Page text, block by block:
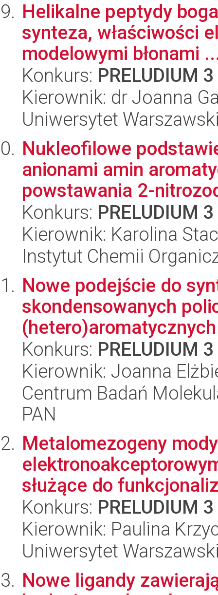
Helikalne peptydy
synteza, właściwości
modelowymi błonami
Konkurs: PRELUDIUM 3
Kierownik: dr Joanna
Uniwersytet
Nukleofilowe
anionami amin
powstawania 2-
Konkurs: PRELUDIUM 3
Kierownik: Karolina
Instytut Chemii
Nowe podejście do
skondensowanych
Konkurs: PRELUDIUM 3
Kierownik: Joanna
Centrum Badań
PAN
Metalomezogeny
służące do
Konkurs: PRELUDIUM 3
Kierownik: Paulina
Uniwersytet
Nowe ligandy